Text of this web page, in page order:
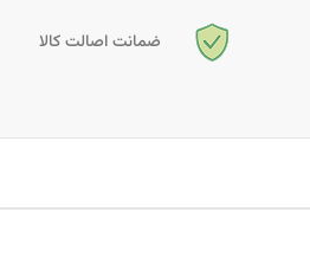
ضمانت اصالت کالا